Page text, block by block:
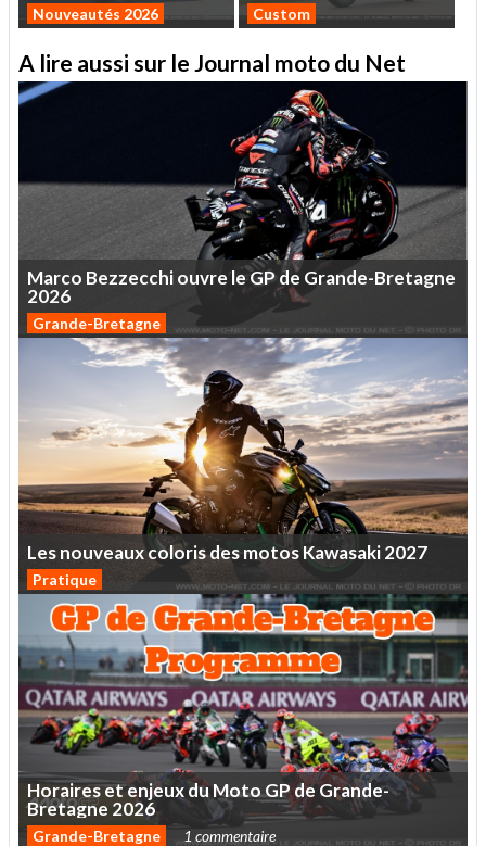
Nouveautés 2026
Custom
A lire aussi sur le Journal moto du Net
Marco Bezzecchiouvre leGPde Grande-Bretagne
2026
Grande-Bretagne
LesnouveauxcolorisdesmotosKawasaki2027
Pratique
HorairesetenjeuxduMotoGPdeGrande-
Bretagne 2026
Grande-Bretagne 1 commentaire